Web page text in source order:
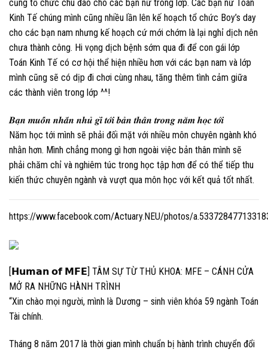
cũng tổ chức chu đáo cho các bạn nữ trong lớp. Các bạn nữ Toán
Kinh Tế chúng mình cũng nhiều lần lên kế hoạch tổ chức Boy’s day
cho các bạn nam nhưng kế hoạch cứ mới chớm là lại nghỉ dịch nên
chưa thành công. Hi vọng dịch bệnh sớm qua đi để con gái lớp
Toán Kinh Tế có cơ hội thể hiện nhiều hơn với các bạn nam và lớp
mình cũng sẽ có dịp đi chơi cùng nhau, tăng thêm tình cảm giữa
các thành viên trong lớp ^^!
𝑩𝒂̣𝒏 𝒎𝒖𝒐̂́𝒏 𝒏𝒉𝒂̆́𝒏 𝒏𝒉𝒖̉ 𝒈𝒊̀ 𝒕𝒐̛́𝒊 𝒃𝒂̉𝒏 𝒕𝒉𝒂̂𝒏 𝒕𝒓𝒐𝒏𝒈 𝒏𝒂̆𝒎 𝒉𝒐̣𝒄 𝒕𝒐̛́𝒊
Năm học tới mình sẽ phải đối mặt với nhiều môn chuyên ngành khó
nhằn hơn. Mình chẳng mong gì hơn ngoài việc bản thân mình sẽ
phải chăm chỉ và nghiêm túc trong học tập hơn để có thể tiếp thu
kiến thức chuyên ngành và vượt qua môn học với kết quả tốt nhất.
https://www.facebook.com/Actuary.NEU/photos/
[𝗛𝘂𝗺𝗮𝗻 𝗼𝗳 𝗠𝗙𝗘] TÂM SỰ TỪ THỦ KHOA: MFE – CÁNH CỬA
MỞ RA NHỮNG HÀNH TRÌNH
“Xin chào mọi người, mình là Dương – sinh viên khóa 59 ngành Toán
Tài chính.
Tháng 8 năm 2017 là thời gian mình chuẩn bị hành trình chuyển đổi